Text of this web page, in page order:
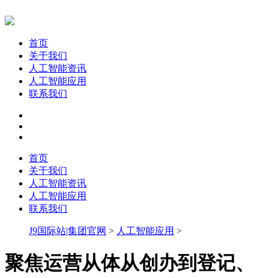
首页
关于我们
人工智能资讯
人工智能应用
联系我们
首页
关于我们
人工智能资讯
人工智能应用
联系我们
J9国际站|集团官网 > 人工智能应用 >
聚焦运营从体从创办到登记、